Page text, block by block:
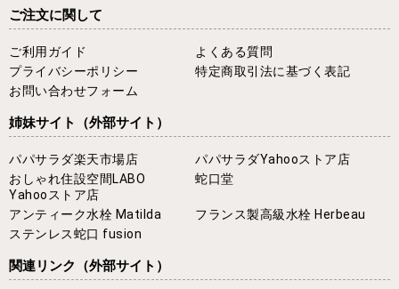
ご注文に関して
ご利用ガイド
よくある質問
プライバシーポリシー
特定商取引法に基づく表記
お問い合わせフォーム
姉妹サイト （外部サイト）
パパサラダ楽天市場店
パパサラダYahooストア店
おしゃれ住設空間LABO
Yahooストア店
蛇口堂
アンティーク水栓 Matilda
フランス製高級水栓 Herbeau
ステンレス蛇口 fusion
関連リンク （外部サイト）